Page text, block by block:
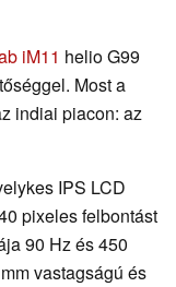
iM11 helio G99
Most a
indiai piacon: az
IPS LCD
pixeles felbontást
90 Hz és 450
vastagságú és